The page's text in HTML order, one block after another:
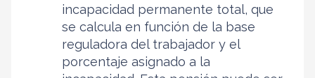
incapacidad permanente total, que
se calcula en función de la base
reguladora del trabajador y el
porcentaje asignado a la